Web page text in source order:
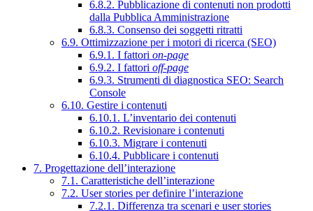
6.8.2. Pubblicazione di contenuti non prodotti
dalla Pubblica Amministrazione
6.8.3. Consenso dei soggetti ritratti
6.9. Ottimizzazione per i motori di ricerca (SEO)
6.9.1. I fattori on-page
6.9.2. I fattori off-page
6.9.3. Strumenti di diagnostica SEO: Search
Console
6.10. Gestire i contenuti
6.10.1. L’inventario dei contenuti
6.10.2. Revisionare i contenuti
6.10.3. Migrare i contenuti
6.10.4. Pubblicare i contenuti
7. Progettazione dell’interazione
7.1. Caratteristiche dell’interazione
7.2. User stories per definire l’interazione
7.2.1. Differenza tra scenari e user stories